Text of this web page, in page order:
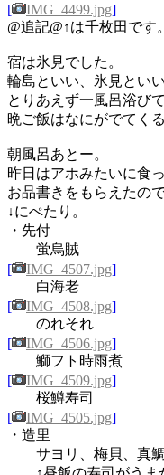
[
IMG_4499.jpg]
@追記@↑は千枚田です。
宿は氷見でした。
輪島といい、氷見とい
とりあえず一風呂浴び
晩ご飯はなにがでてくる
朝風呂あとー。
昨日はアホみたいに食っ
お品書きをもらえたので
↓にぺたり。
・先付
蛍烏賊
[
IMG_4507.jpg]
白海老
[
IMG_4508.jpg]
のれそれ
[
IMG_4506.jpg]
鰤フト時雨煮
[
IMG_4509.jpg]
桜鱒寿司
[
IMG_4505.jpg]
・造里
サヨリ、梅貝、真鯛